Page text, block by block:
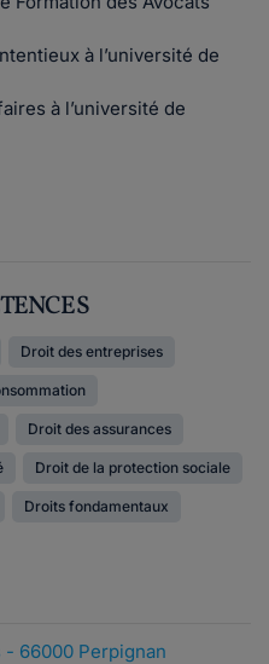
à l’université de
à l’université de
Droit des entreprises
Droit des assurances
Droit de la protection sociale
Droits fondamentaux
- 66000 Perpignan